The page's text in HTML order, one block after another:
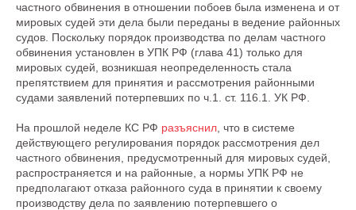
частного обвинения в отношении побоев была изменена и от
мировых судей эти дела были переданы в ведение районных
судов. Поскольку порядок производства по делам частного
обвинения установлен в УПК РФ (глава 41) только для
мировых судей, возникшая неопределенность стала
препятствием для принятия и рассмотрения районными
судами заявлений потерпевших по ч.1. ст. 116.1. УК РФ.
На прошлой неделе КС РФ разъяснил , что в системе
действующего регулирования порядок рассмотрения дел
частного обвинения, предусмотренный для мировых судей,
распространяется и на районные, а нормы УПК РФ не
предполагают отказа районного суда в принятии к своему
производству дела по заявлению потерпевшего о